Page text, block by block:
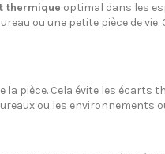
thermique optimal dans les
ou une petite pièce de
pièce. Cela évite les écarts
ou les environnements